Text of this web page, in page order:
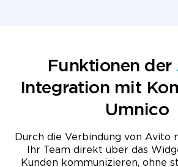
Funktionen der
Integration mit
Umnico
Durch die Verbindung von Avito
Ihr Team direkt über das
Kunden kommunizieren, ohne